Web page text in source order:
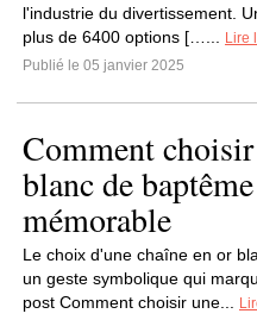
l'industrie du divertissement.
plus de 6400 options […...
Lire
Publié le 05 janvier 2025
Comment
blanc de
mémorable
Le choix d'une chaîne en or
un geste symbolique qui
post Comment choisir une...